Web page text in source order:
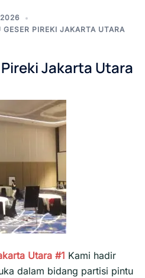
PIREKI JAKARTA UTARA
Jakarta Utara
Utara #1 Kami hadir
dalam bidang partisi pintu